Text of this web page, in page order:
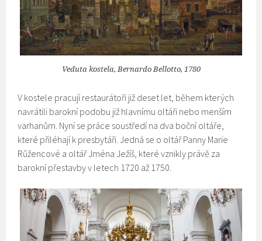
Veduta kostela, Bernardo Bellotto, 1780
V kostele pracují restaurátoři již deset let, během kterých
navrátili barokní podobu již hlavnímu oltáři nebo menším
varhanům. Nyní se práce soustředí na dva boční oltáře,
které přiléhají k presbytáři. Jedná se o oltář Panny Marie
Růžencové a oltář Jména Ježíš, které vznikly právě za
barokní přestavby v letech 1720 až 1750.